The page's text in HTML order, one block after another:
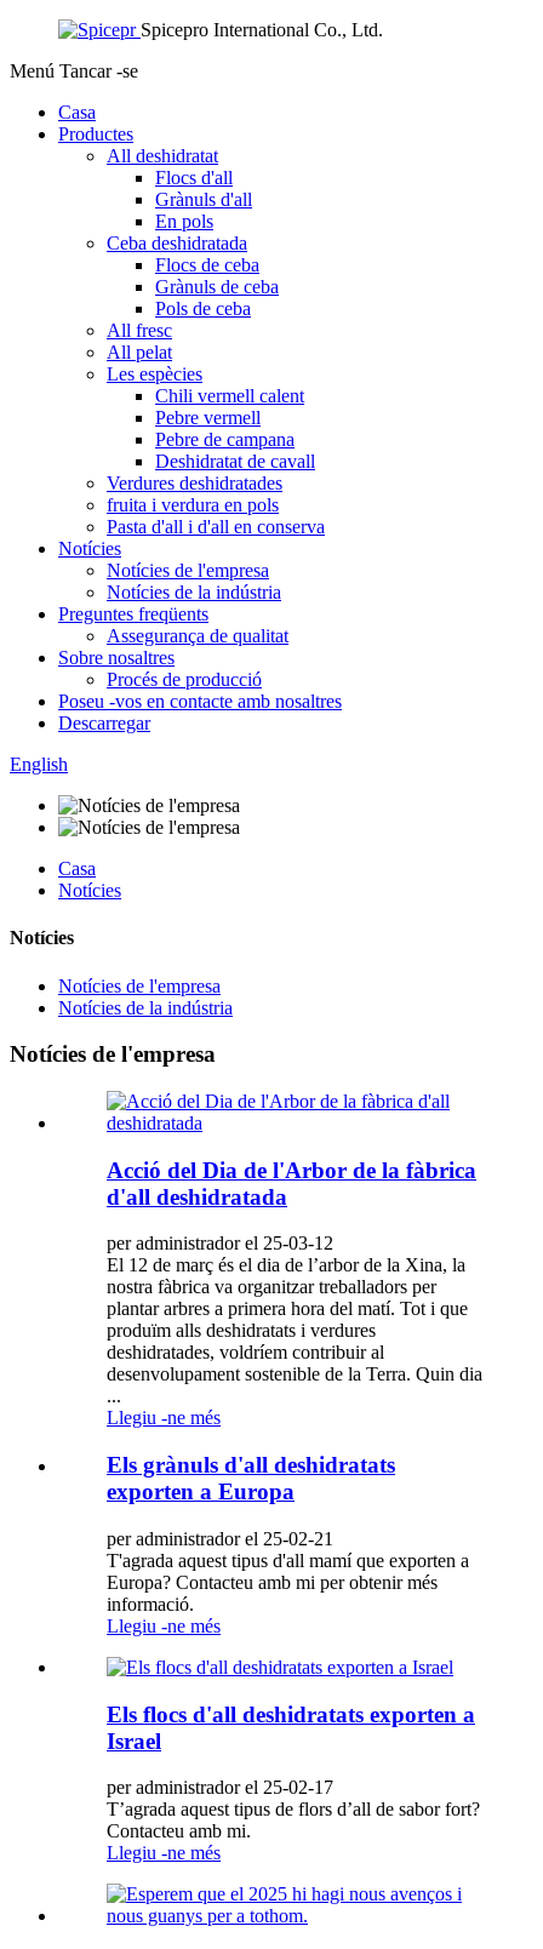
Spicepro International Co., Ltd.
Menú Tancar -se
Casa
Productes
All deshidratat
Flocs d'all
Grànuls d'all
En pols
Ceba deshidratada
Flocs de ceba
Grànuls de ceba
Pols de ceba
All fresc
All pelat
Les espècies
Chili vermell calent
Pebre vermell
Pebre de campana
Deshidratat de cavall
Verdures deshidratades
fruita i verdura en pols
Pasta d'all i d'all en conserva
Notícies
Notícies de l'empresa
Notícies de la indústria
Preguntes freqüents
Assegurança de qualitat
Sobre nosaltres
Procés de producció
Poseu -vos en contacte amb nosaltres
Descarregar
English
Casa
Notícies
Notícies
Notícies de l'empresa
Notícies de la indústria
Notícies de l'empresa
Acció del Dia de l'Arbor de la fàbrica
d'all deshidratada
per administrador el 25-03-12
El 12 de març és el dia de l’arbor de la Xina, la
nostra fàbrica va organitzar treballadors per
plantar arbres a primera hora del matí. Tot i que
produïm alls deshidratats i verdures
deshidratades, voldríem contribuir al
desenvolupament sostenible de la Terra. Quin dia
...
Llegiu -ne més
Els grànuls d'all deshidratats
exporten a Europa
per administrador el 25-02-21
T'agrada aquest tipus d'all mamí que exporten a
Europa? Contacteu amb mi per obtenir més
informació.
Llegiu -ne més
Els flocs d'all deshidratats exporten a
Israel
per administrador el 25-02-17
T’agrada aquest tipus de flors d’all de sabor fort?
Contacteu amb mi.
Llegiu -ne més